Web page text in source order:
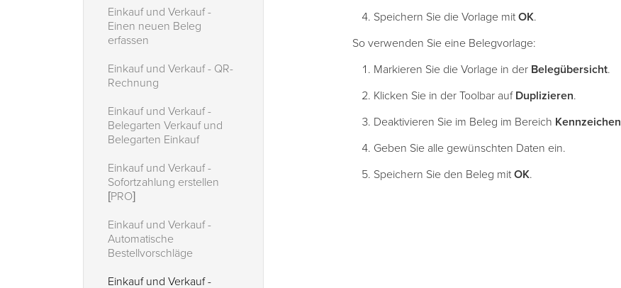
Einkauf und Verkauf -
Einen neuen Beleg
erfassen
Einkauf und Verkauf - QR-
Rechnung
Einkauf und Verkauf -
Belegarten Verkauf und
Belegarten Einkauf
Einkauf und Verkauf -
Sofortzahlung erstellen
[PRO]
Einkauf und Verkauf -
Automatische
Bestellvorschläge
Einkauf und Verkauf -
Speichern Sie die Vorlage mit OK.
So verwenden Sie eine Belegvorlage:
Markieren Sie die Vorlage in der Belegübersicht.
Klicken Sie in der Toolbar auf Duplizieren.
Deaktivieren Sie im Beleg im Bereich Kennzeichen
Geben Sie alle gewünschten Daten ein.
Speichern Sie den Beleg mit OK.